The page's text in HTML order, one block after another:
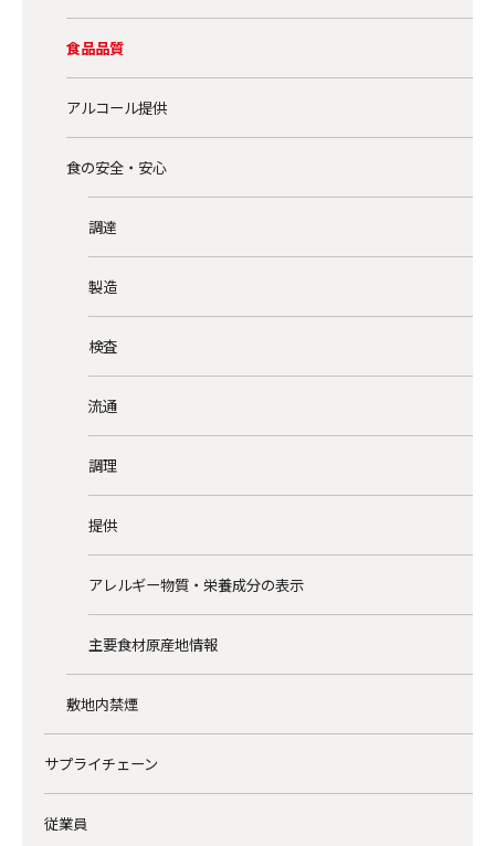
食品品質
アルコール提供
食の安全・安心
調達
製造
検査
流通
調理
提供
アレルギー物質・栄養成分の表示
主要食材原産地情報
敷地内禁煙
サプライチェーン
従業員